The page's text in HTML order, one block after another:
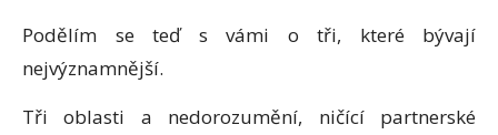
Podělím se teď s vámi o tři, které bývají
nejvýznamnější.
Tři oblasti a nedorozumění, ničící partnerské